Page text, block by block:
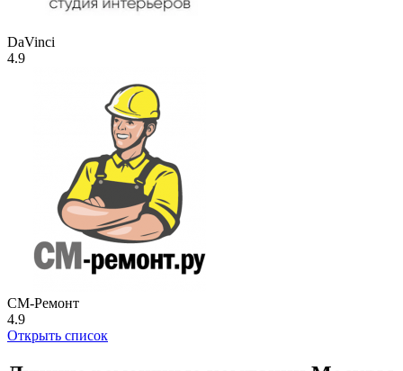
DaVinci
4.9
СМ-Ремонт
4.9
Открыть список